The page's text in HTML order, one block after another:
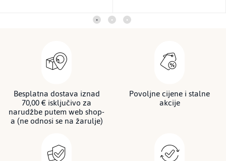
Besplatna dostava iznad
70,00 € isključivo za
narudžbe putem web shop-
a (ne odnosi se na žarulje)
Povoljne cijene i stalne
akcije